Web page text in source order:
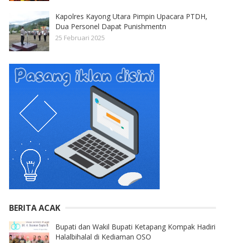
Kapolres Kayong Utara Pimpin Upacara PTDH,
Dua Personel Dapat Punishmentn
25 Februari 2025
BERITA ACAK
Bupati dan Wakil Bupati Ketapang Kompak Hadiri
Halalbihalal di Kediaman OSO